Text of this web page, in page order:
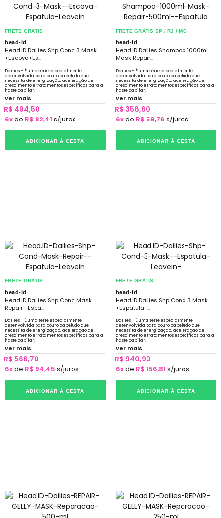
FRETE GRÁTIS
head-id
Head.ID Dailies Shp Cond 3 Mask
+Escova+Es...
Dailies - É uma série especialmente
desenvolvida para couro cabeludo que
necessita de energização, aceleração de
crescimento e tratamentos específicos para a
haste capilar.
ver mais
R$ 494,50
6xde R$ 82,41 s/juros
ADICIONAR À CESTA
FRETE GRÁTIS SP / RJ / MG
head-id
Head.ID Dailies Shampoo 1000ml
Mask Repair...
Dailies - É uma série especialmente
desenvolvida para couro cabeludo que
necessita de energização, aceleração de
crescimento e tratamentos específicos para a
haste capilar.
ver mais
R$ 358,60
6xde R$ 59,76 s/juros
ADICIONAR À CESTA
FRETE GRÁTIS
head-id
Head.ID Dailies Shp Cond Mask
Repair +Espá...
Dailies - É uma série especialmente
desenvolvida para couro cabeludo que
necessita de energização, aceleração de
crescimento e tratamentos específicos para a
haste capilar.
ver mais
R$ 566,70
6xde R$ 94,45 s/juros
ADICIONAR À CESTA
FRETE GRÁTIS
head-id
Head.ID Dailies Shp Cond 3 Mask
+Espátula+...
Dailies - É uma série especialmente
desenvolvida para couro cabeludo que
necessita de energização, aceleração de
crescimento e tratamentos específicos para a
haste capilar.
ver mais
R$ 940,90
6xde R$ 156,81 s/juros
ADICIONAR À CESTA